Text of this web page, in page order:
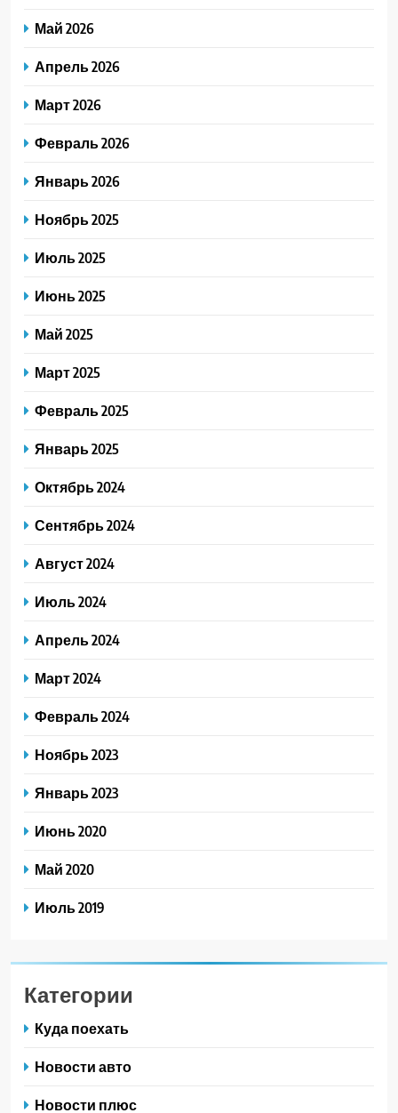
Май 2026
Апрель 2026
Март 2026
Февраль 2026
Январь 2026
Ноябрь 2025
Июль 2025
Июнь 2025
Май 2025
Март 2025
Февраль 2025
Январь 2025
Октябрь 2024
Сентябрь 2024
Август 2024
Июль 2024
Апрель 2024
Март 2024
Февраль 2024
Ноябрь 2023
Январь 2023
Июнь 2020
Май 2020
Июль 2019
Категории
Куда поехать
Новости авто
Новости плюс